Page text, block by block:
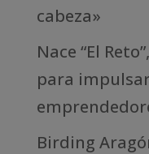
cabeza»
Nace “El
para
Birding